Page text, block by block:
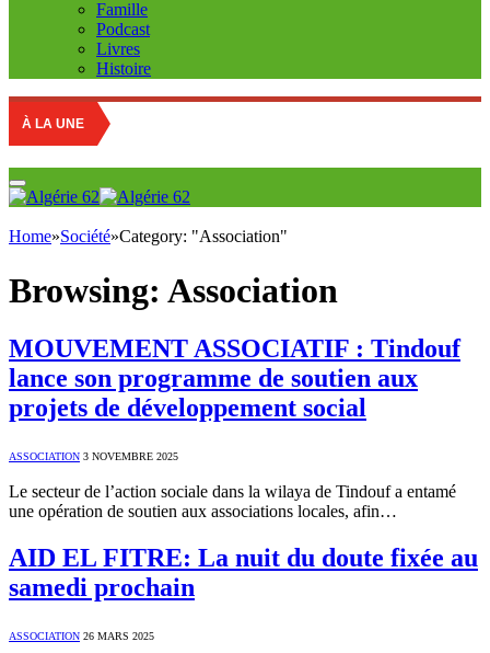
Famille
Podcast
Livres
Histoire
À LA UNE
Home»Société»Category: "Association"
Browsing: Association
MOUVEMENT ASSOCIATIF : Tindouf
lance son programme de soutien aux
projets de développement social
ASSOCIATION 3 NOVEMBRE 2025
Le secteur de l’action sociale dans la wilaya de Tindouf a entamé
une opération de soutien aux associations locales, afin…
AID EL FITRE: La nuit du doute fixée au
samedi prochain
ASSOCIATION 26 MARS 2025